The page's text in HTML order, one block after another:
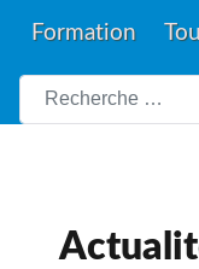
Formation
Rechercher